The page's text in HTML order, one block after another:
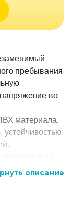
пребывания
во
материала,
устойчивостью
на борт
крючков, что
описание